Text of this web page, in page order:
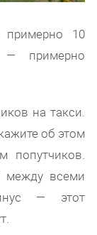
примерно 10
— примерно
на такси.
об этом
попутчиков.
между всеми
— этот